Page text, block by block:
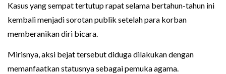
Kasus yang sempat tertutup rapat selama bertahun-tahun ini
kembali menjadi sorotan publik setelah para korban
memberanikan diri bicara.
Mirisnya, aksi bejat tersebut diduga dilakukan dengan
memanfaatkan statusnya sebagai pemuka agama.